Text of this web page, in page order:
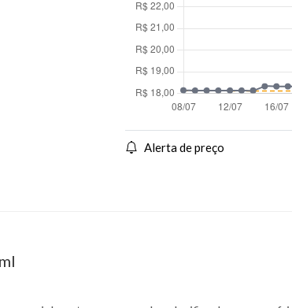
Alerta de preço